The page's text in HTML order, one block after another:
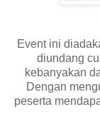
Event ini
diundang
kebanyakan
Dengan
peserta